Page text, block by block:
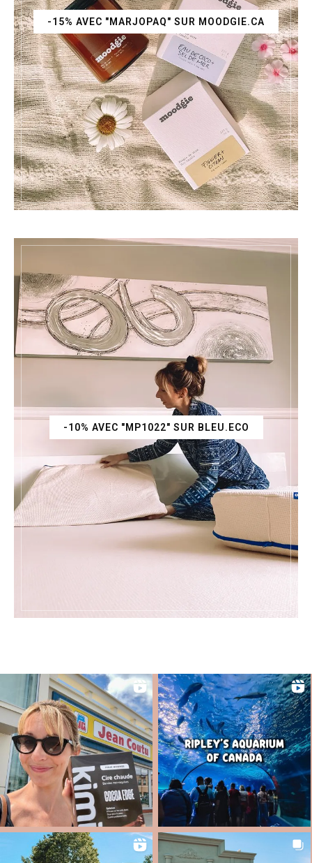
-15% AVEC "MARJOPAQ" SUR MOODGIE.CA
-10% AVEC "MP1022" SUR BLEU.ECO